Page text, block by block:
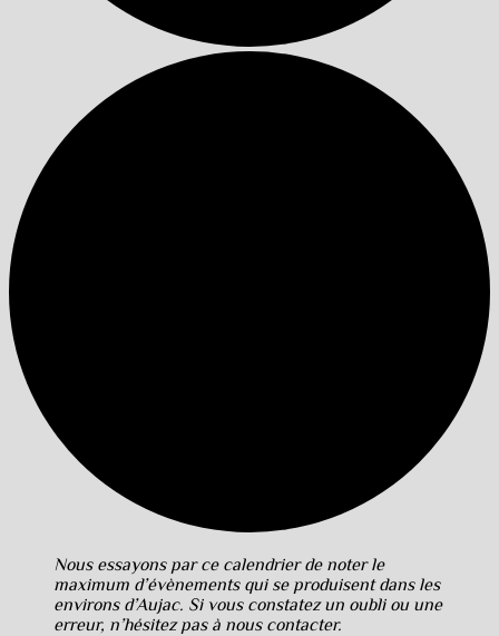
Nous essayons par ce calendrier de noter le
maximum d’évènements qui se produisent dans les
environs d’Aujac. Si vous constatez un oubli ou une
erreur, n’hésitez pas à nous contacter.